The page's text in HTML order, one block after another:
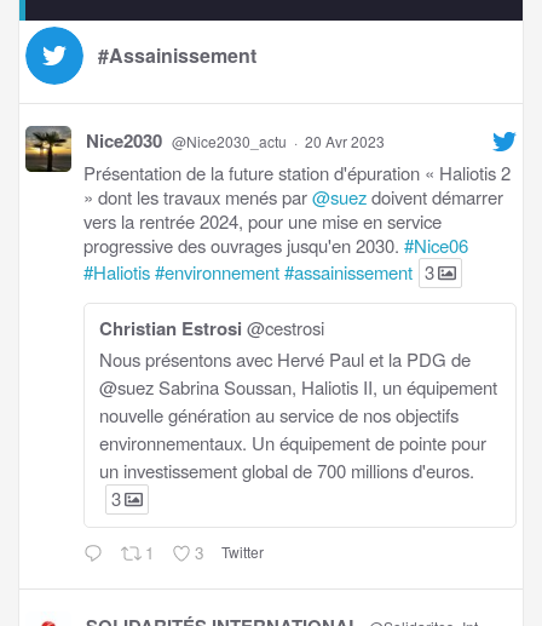
#Assainissement
Nice2030 @Nice2030_actu · 20 Avr 2023
Présentation de la future station d'épuration « Haliotis 2
» dont les travaux menés par@suezdoivent démarrer
vers la rentrée 2024, pour une mise en service
progressive des ouvrages jusqu'en 2030. #Nice06
#Haliotis#environnement#assainissement 3
Christian Estrosi @cestrosi
Nous présentons avec Hervé Paul et la PDG de
@suez Sabrina Soussan, Haliotis II, un équipement
nouvelle génération au service de nos objectifs
environnementaux. Un équipement de pointe pour
un investissement global de 700 millions d'euros.
3
1 3 Twitter